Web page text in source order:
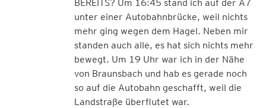
BEREITS? Um 16:45 stand ich auf der A7
unter einer Autobahnbrücke, weil nichts
mehr ging wegen dem Hagel. Neben mir
standen auch alle, es hat sich nichts mehr
bewegt. Um 19 Uhr war ich in der Nähe
von Braunsbach und hab es gerade noch
so auf die Autobahn geschafft, weil die
Landstraße überflutet war.